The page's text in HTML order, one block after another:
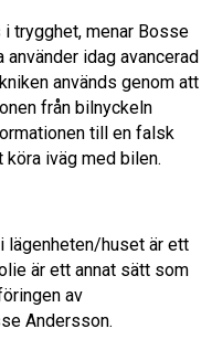
trygghet, menar Bosse
idag avancerad
används genom att
från bilnyckeln
till en falsk
köra iväg med bilen.
lägenheten/huset är ett
är ett annat sätt som
av
Andersson.